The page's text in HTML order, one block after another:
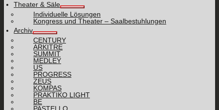
Theater & Säle
Individuelle Lösungen
Kongress und Theater – Saalbestuhlungen
Archiv
CENTURY
ARKITRE
SUMMIT
MEDLEY
US
PROGRESS
ZEUS
KOMPAS
PRAKTIKO LIGHT
BE